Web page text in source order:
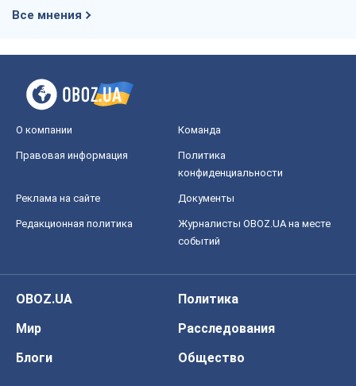
Все мнения
О компании Команда
Правовая информация
Политика
конфиденциальности
Реклама на сайте Документы
Редакционная политика
Журналисты OBOZ.UA на месте
событий
OBOZ.UA
Политика
Мир
Расследования
Блоги
Общество